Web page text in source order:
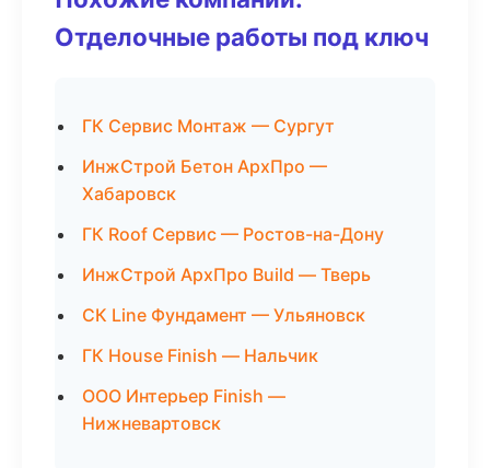
Отделочные работы под ключ
ГК Сервис Монтаж — Сургут
ИнжСтрой Бетон АрхПро —
Хабаровск
ГК Roof Сервис — Ростов-на-Дону
ИнжСтрой АрхПро Build — Тверь
СК Line Фундамент — Ульяновск
ГК House Finish — Нальчик
ООО Интерьер Finish —
Нижневартовск